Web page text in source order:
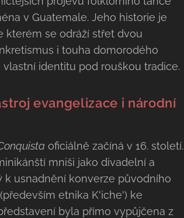
v Guatemale. Jeho historie je
kterém se odráží střet dvou
i touha domorodého
identitu pod rouškou tradice.
evangelizace i národní
oficiálně začíná v 16. století.
mniši jako divadelní a
k usnadnění konverze původního
etnika K'iche') ke
byla přímo vypůjčena z